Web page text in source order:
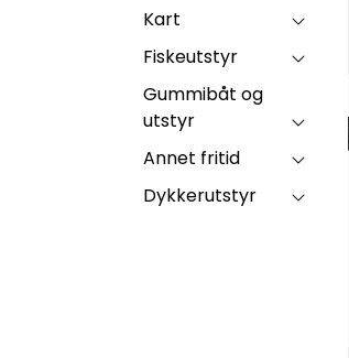
Kart
Fiskeutstyr
Gummibåt og
utstyr
Annet fritid
Dykkerutstyr